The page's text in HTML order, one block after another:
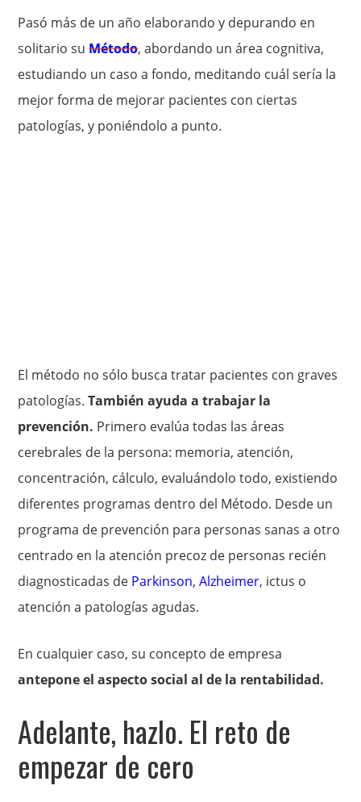
Pasó más de un año elaborando y depurando en
solitario suMétodo, abordando un área cognitiva,
estudiando un caso a fondo, meditando cuál sería la
mejor forma de mejorar pacientes con ciertas
patologías, y poniéndolo a punto.
El método no sólo busca tratar pacientes con graves
patologías.También ayuda a trabajar la
prevención. Primero evalúa todas las áreas
cerebrales de la persona: memoria, atención,
concentración, cálculo, evaluándolo todo, existiendo
diferentes programas dentro del Método. Desde un
programa de prevención para personas sanas a otro
centrado en la atención precoz de personas recién
diagnosticadas de Parkinson,Alzheimer, ictus o
atención a patologías agudas.
En cualquier caso, su concepto de empresa
antepone el aspecto social al de la rentabilidad.
Adelante, hazlo. El reto de
empezar de cero